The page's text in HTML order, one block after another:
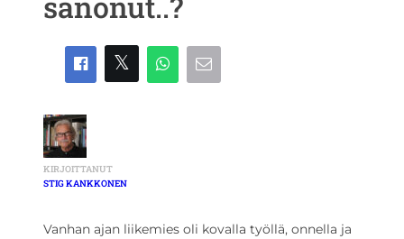
KIRJOITTANUT
STIG KANKKONEN
Vanhan ajan liikemies oli kovalla työllä, onnella ja